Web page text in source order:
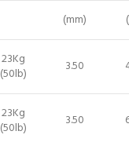
(mm)
23Kg
(50lb)
3.50
23Kg
(50lb)
3.50